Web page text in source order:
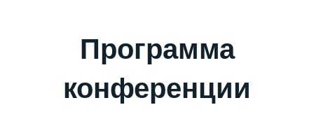
Программа
конференции